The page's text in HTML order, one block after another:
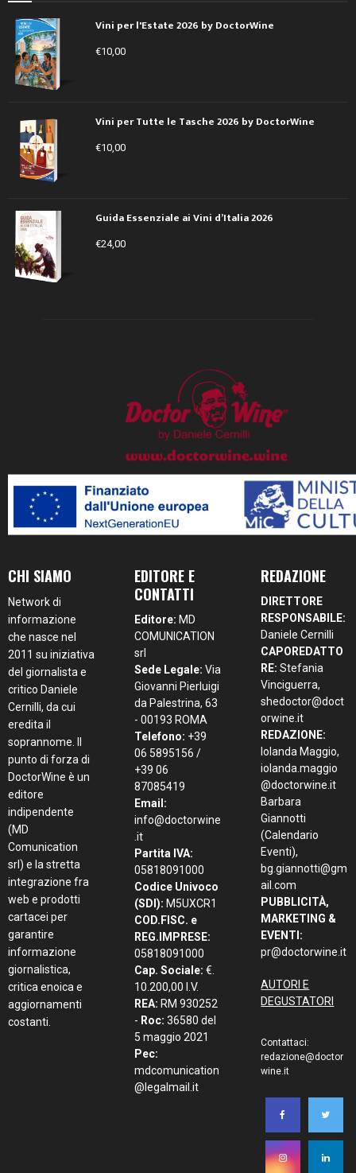
Vini per l'Estate 2026 by DoctorWine
€10,00
Vini per Tutte le Tasche 2026 by DoctorWine
€10,00
Guida Essenziale ai Vini d’Italia 2026
€24,00
CHI SIAMO
Network di
informazione
che nasce nel
2011 su iniziativa
del giornalista e
critico Daniele
Cernilli, da cui
eredita il
soprannome. Il
punto di forza di
DoctorWine è un
editore
indipendente
(MD
Comunication
srl) e la stretta
integrazione fra
web e prodotti
cartacei per
garantire
informazione
giornalistica,
critica enoica e
aggiornamenti
costanti.
EDITORE E
CONTATTI
Editore: MD
COMUNICATION
srl
Sede Legale: Via
Giovanni Pierluigi
da Palestrina, 63
- 00193 ROMA
Telefono: +39
06 5895156 /
+39 06
87085419
Email:
info@doctorwine
.it
Partita IVA:
05818091000
Codice Univoco
(SDI): M5UXCR1
COD.FISC. e
REG.IMPRESE:
05818091000
Cap. Sociale: €.
10.200,00 I.V.
REA: RM 930252
- Roc: 36580 del
5 maggio 2021
Pec:
mdcomunication
@legalmail.it
REDAZIONE
DIRETTORE
RESPONSABILE:
Daniele Cernilli
CAPOREDATTO
RE: Stefania
Vinciguerra,
shedoctor@doct
orwine.it
REDAZIONE:
Iolanda Maggio,
iolanda.maggio
@doctorwine.it
Barbara
Giannotti
(Calendario
Eventi),
bg.giannotti@gm
ail.com
PUBBLICITÀ,
MARKETING &
EVENTI:
pr@doctorwine.it
AUTORI E
DEGUSTATORI
Contattaci:
redazione@doctor
wine.it